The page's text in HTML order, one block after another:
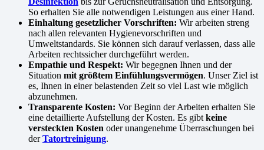
So erhalten Sie alle notwendigen Leistungen aus einer Hand.
Einhaltung gesetzlicher Vorschriften: Wir arbeiten streng
nach allen relevanten Hygienevorschriften und
Umweltstandards. Sie können sich darauf verlassen, dass alle
Arbeiten rechtssicher durchgeführt werden.
Empathie und Respekt: Wir begegnen Ihnen und der
Situation mit größtem Einfühlungsvermögen. Unser Ziel ist
es, Ihnen in einer belastenden Zeit so viel Last wie möglich
abzunehmen.
Transparente Kosten: Vor Beginn der Arbeiten erhalten Sie
eine detaillierte Aufstellung der Kosten. Es gibt keine
versteckten Kosten oder unangenehme Überraschungen bei
derTatortreinigung.